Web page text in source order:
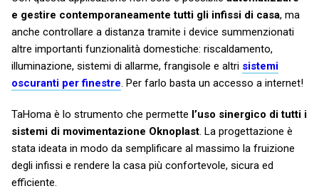
e gestire contemporaneamente tutti gli infissi di casa, ma
anche controllare a distanza tramite i device summenzionati
altre importanti funzionalità domestiche: riscaldamento,
illuminazione, sistemi di allarme, frangisole e altri sistemi
oscuranti per finestre. Per farlo basta un accesso a internet!
TaHoma è lo strumento che permette l’uso sinergico di tutti i
sistemi di movimentazione Oknoplast. La progettazione è
stata ideata in modo da semplificare al massimo la fruizione
degli infissi e rendere la casa più confortevole, sicura ed
efficiente.